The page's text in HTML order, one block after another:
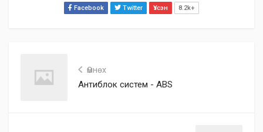
Facebook Twitter Үзсэн 8.2k+
Өмнөх
Антиблок систем - ABS